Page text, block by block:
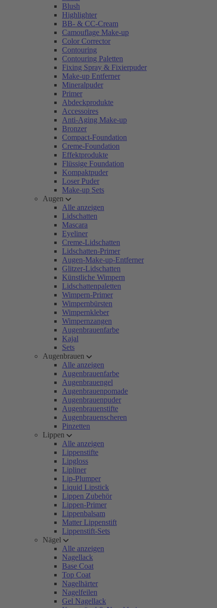
Blush
Highlighter
BB- & CC-Cream
Camouflage Make-up
Color Corrector
Contouring
Contouring Paletten
Fixing Spray & Fixierpuder
Make-up Entferner
Mineralpuder
Primer
Abdeckprodukte
Accessoires
Anti-Aging Make-up
Bronzer
Compact-Foundation
Creme-Foundation
Effektprodukte
Flüssige Foundation
Kompaktpuder
Loser Puder
Make-up Sets
Augen
Alle anzeigen
Lidschatten
Mascara
Eyeliner
Creme-Lidschatten
Lidschatten-Primer
Augen-Make-up-Entferner
Glitzer-Lidschatten
Künstliche Wimpern
Lidschattenpaletten
Wimpern-Primer
Wimpernbürsten
Wimpernkleber
Wimpernzangen
Augenbrauenfarbe
Kajal
Sets
Augenbrauen
Alle anzeigen
Augenbrauenfarbe
Augenbrauengel
Augenbrauenpomade
Augenbrauenpuder
Augenbrauenstifte
Augenbrauenscheren
Pinzetten
Lippen
Alle anzeigen
Lippenstifte
Lipgloss
Lipliner
Lip-Plumper
Liquid Lipstick
Lippen Zubehör
Lippen-Primer
Lippenbalsam
Matter Lippenstift
Lippenstift-Sets
Nägel
Alle anzeigen
Nagellack
Base Coat
Top Coat
Nagelhärter
Nagelfeilen
Gel Nagellack